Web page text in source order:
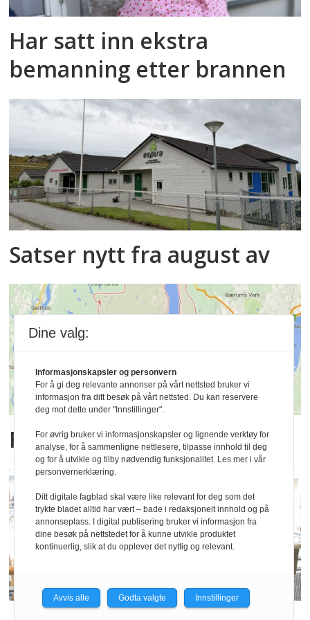
medvirkning i barnehagen.
Tidsskrift for nordisk
barnehageforskning, 5 (18), 1-11.
Har satt inn ekstra
bemanning etter brannen
Satser nytt fra august av
Frykter for fremtiden
Dine valg:
Informasjonskapsler og personvern
For å gi deg relevante annonser på vårt nettsted bruker vi
informasjon fra ditt besøk på vårt nettsted. Du kan reservere
deg mot dette under "Innstillinger".
For øvrig bruker vi informasjonskapsler og lignende verktøy for
analyse, for å sammenligne nettlesere, tilpasse innhold til deg
og for å utvikle og tilby nødvendig funksjonalitet. Les mer i vår
personvernerklæring.
Ditt digitale fagblad skal være like relevant for deg som det
trykte bladet alltid har vært – bade i redaksjonelt innhold og på
annonseplass. I digital publisering bruker vi informasjon fra
dine besøk på nettstedet for å kunne utvikle produktet
kontinuerlig, slik at du opplever det nyttig og relevant.
Avvis alle Godta valgte Innstillinger